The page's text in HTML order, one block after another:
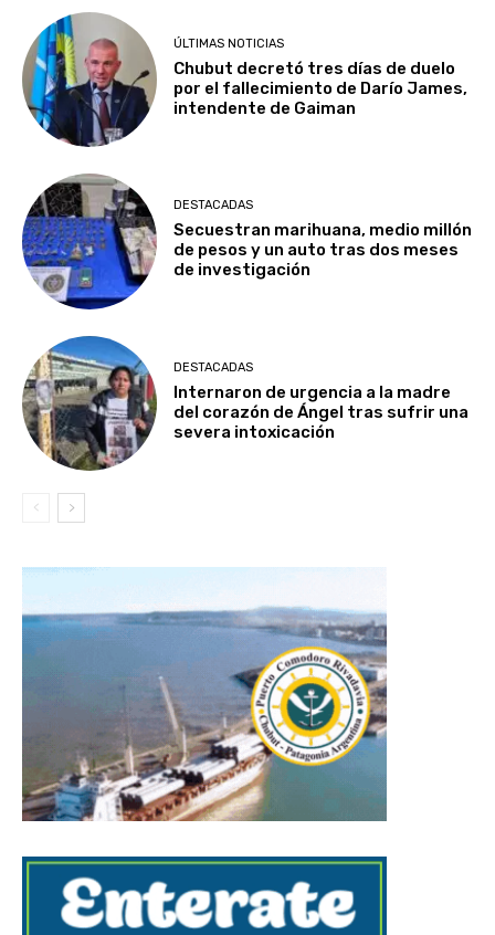
ÚLTIMAS NOTICIAS
Chubut decretó tres días de duelo
por el fallecimiento de Darío James,
intendente de Gaiman
DESTACADAS
Secuestran marihuana, medio millón
de pesos y un auto tras dos meses
de investigación
DESTACADAS
Internaron de urgencia a la madre
del corazón de Ángel tras sufrir una
severa intoxicación